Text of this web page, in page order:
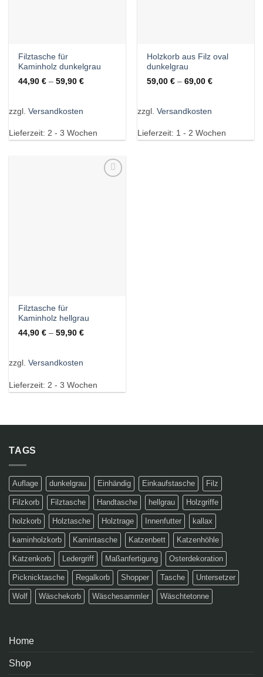
Filztasche für
Kaminholz dunkelgrau
44,90€ –59,90€
zzgl. Versandkosten
Lieferzeit: 2 - 3 Wochen
Holzkorb aus Filz oval
dunkelgrau
59,00€ –69,00€
zzgl. Versandkosten
Lieferzeit: 1 - 2 Wochen
Filztasche für
Kaminholz hellgrau
44,90€ –59,90€
zzgl. Versandkosten
Lieferzeit: 2 - 3 Wochen
TAGS
Auflage dunkelgrau Einhändig Einkaufstasche Filz
Filzkorb Filztasche Handtasche hellgrau Holzgriffe
holzkorb Holztasche Holztrage Innenfutter kallax
kaminholzkorb Kamintasche Katzenbett Katzenhöhle
Katzenkorb Ledergriff Maßanfertigung Osterdekoration
Picknicktasche Regalkorb Shopper Tasche Untersetzer
Wolf Wäschekorb Wäschesammler Wäschtetonne
Home
Shop